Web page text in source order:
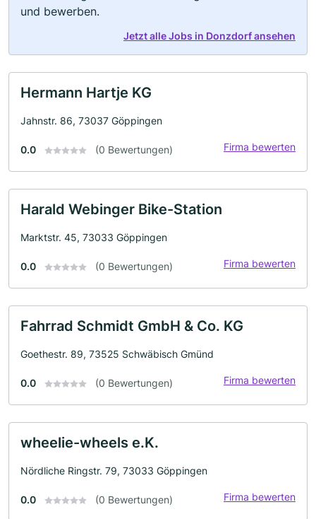
und bewerben.
Jetzt alle Jobs in Donzdorf ansehen
Hermann Hartje KG
Jahnstr. 86, 73037 Göppingen
0.0 (0 Bewertungen) Firma bewerten
Harald Webinger Bike-Station
Marktstr. 45, 73033 Göppingen
0.0 (0 Bewertungen) Firma bewerten
Fahrrad Schmidt GmbH & Co. KG
Goethestr. 89, 73525 Schwäbisch Gmünd
0.0 (0 Bewertungen) Firma bewerten
wheelie-wheels e.K.
Nördliche Ringstr. 79, 73033 Göppingen
0.0 (0 Bewertungen) Firma bewerten